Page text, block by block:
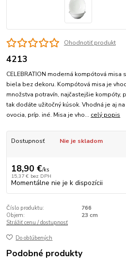
Ohodnotiť produkt
4213
CELEBRATION moderná kompótová misa
biela bez dekoru. Kompótová misa je
množstva potravín, najčastejšie kompóty,
tak dodáte užitočný kúsok. Vhodná je aj
ovocia, príp. iné. Misa je vho... celý popis
Dostupnosť Nie je skladom
18,90 €/ks
15,37 € bez DPH
Momentálne nie je k dispozícii
Číslo produktu:
766
Objem:
23 cm
Strážiť cenu / dostupnosť
Do obľúbených
Podobné produkty